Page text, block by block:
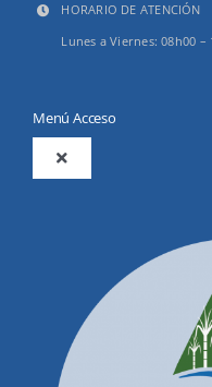
HORARIO DE ATENCIÓN
Lunes a Viernes: 08h00 –
Menú Acceso
Toggle
Productos y Servicios
Convocatorias